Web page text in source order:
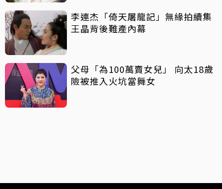
李連杰「倚天屠龍記」無緣拍續集
王晶背後難產內幕
父母「為100萬賣女兒」 向太18歲
險被推入火坑當舞女